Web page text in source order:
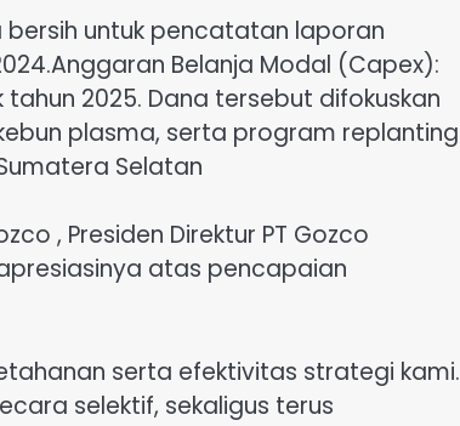
untuk pencatatan laporan
Belanja Modal (Capex):
2025. Dana tersebut difokuskan
plasma, serta program replanting
Selatan
, Presiden Direktur PT Gozco
atas pencapaian
serta efektivitas strategi kami.
selektif, sekaligus terus